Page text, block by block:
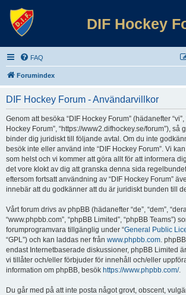
DIF Hockey
FAQ
Forumindex
DIF Hockey Forum - Användarvillkor
Genom att besöka “DIF Hockey Forum” (hädanefter “vi”,
Hockey Forum”, “https://www2.difhockey.se/forum”), så
binder dig juridiskt till följande avtal. Om du inte
besök inte eller använd inte “DIF Hockey Forum”. Vi
som helst och vi kommer att göra allt för att informera
det vore klokt av dig att granska denna sida
eftersom fortsatt användning av “DIF Hockey Forum”
innebär att du godkänner att du är juridiskt bunden till
Vårt forum drivs av phpBB (hädanefter “de”, “dem”,
“www.phpbb.com”, “phpBB Limited”, “phpBB Teams”)
forumprogramvara tillgänglig under “General Public
“GPL”) och kan laddas ner från www.phpbb.com.
endast Internetbaserade diskussioner, phpBB Limited
vi tillåter och/eller förbjuder för innehåll och/eller
information om phpBB, besök https://www.phpbb.com/.
Du går med på att inte posta något grovt, obscent,